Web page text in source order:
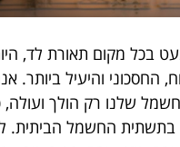
בכל מקום תאורת לד,
החסכוני והיעיל ביותר.
שלנו רק הולך
החשמל הביתית.